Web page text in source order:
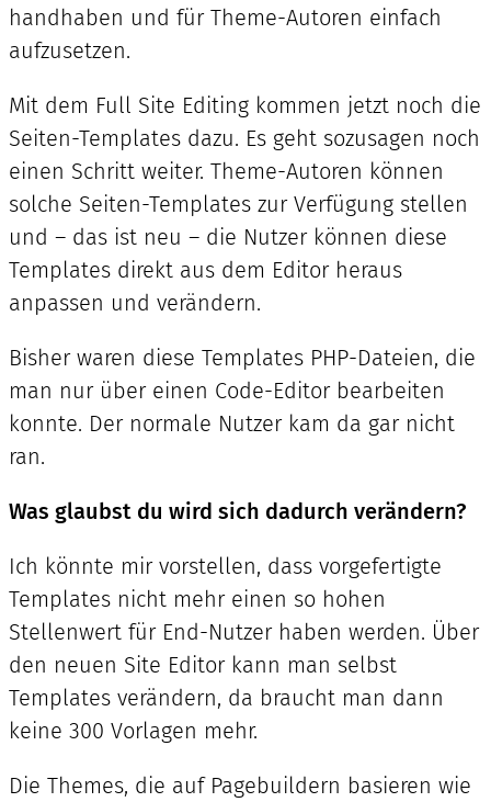
handhaben und für Theme-Autoren einfach
aufzusetzen.
Mit dem Full Site Editing kommen jetzt noch die
Seiten-Templates dazu. Es geht sozusagen noch
einen Schritt weiter. Theme-Autoren können
solche Seiten-Templates zur Verfügung stellen
und – das ist neu – die Nutzer können diese
Templates direkt aus dem Editor heraus
anpassen und verändern.
Bisher waren diese Templates PHP-Dateien, die
man nur über einen Code-Editor bearbeiten
konnte. Der normale Nutzer kam da gar nicht
ran.
Was glaubst du wird sich dadurch verändern?
Ich könnte mir vorstellen, dass vorgefertigte
Templates nicht mehr einen so hohen
Stellenwert für End-Nutzer haben werden. Über
den neuen Site Editor kann man selbst
Templates verändern, da braucht man dann
keine 300 Vorlagen mehr.
Die Themes, die auf Pagebuildern basieren wie